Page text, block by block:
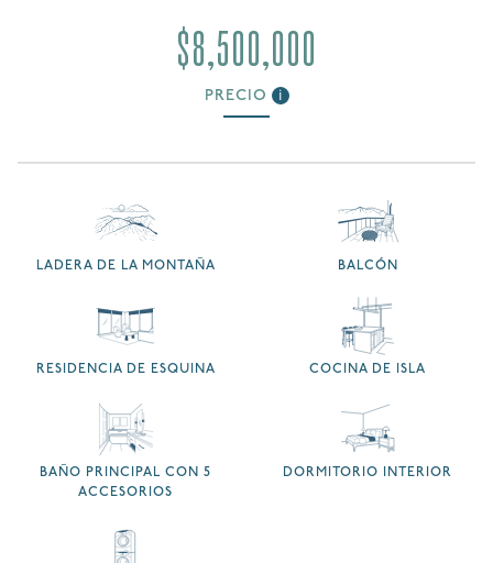
$8,500,000
PRECIO i
LADERA DE LA MONTAÑA BALCÓN
RESIDENCIA DE ESQUINA COCINA DE ISLA
BAÑO PRINCIPAL CON 5
ACCESORIOS
DORMITORIO INTERIOR